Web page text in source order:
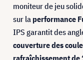
moniteur de jeu
sur la performance
IPS garantit des
couverture des
rafraîchissement de